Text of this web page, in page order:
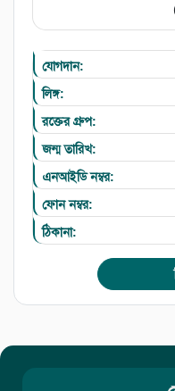
যোগদান:
লিঙ্গ:
রক্তের গ্রুপ:
জন্ম তারিখ:
এনআইডি নম্বর:
ফোন নম্বর:
ঠিকানা: